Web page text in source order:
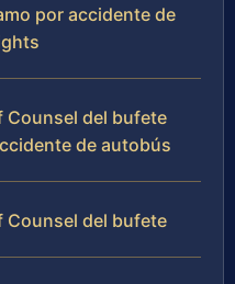
por accidente de
Counsel del bufete
de autobús
Counsel del bufete